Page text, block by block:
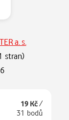
a. s.
stran)
19 Kč/
31 bodů